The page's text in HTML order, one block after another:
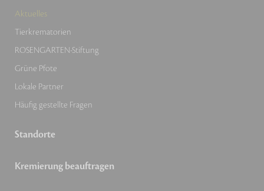
Aktuelles
Tierkrematorien
ROSENGARTEN-Stiftung
Grüne Pfote
Lokale Partner
Häufig gestellte Fragen
Standorte
Kremierung beauftragen